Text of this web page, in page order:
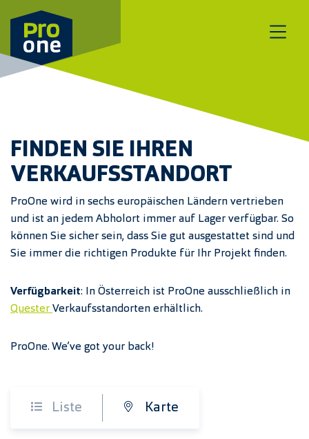
Zum Inhalt springen
FINDEN SIE IHREN
VERKAUFSSTANDORT
ProOne wird in sechs europäischen Ländern vertrieben
und ist an jedem Abholort immer auf Lager verfügbar. So
können Sie sicher sein, dass Sie gut ausgestattet sind und
Sie immer die richtigen Produkte für Ihr Projekt finden.
Verfügbarkeit: In Österreich ist ProOne ausschließlich in
Quester Verkaufsstandorten erhältlich.
ProOne. We’ve got your back!
Liste Karte